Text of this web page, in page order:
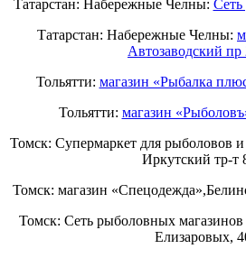
Татарстан: Набережные Челны:
Татарстан: Набережные Челны:
Автозаводский пр
Тольятти: магазин «Рыбалка
Тольятти: магазин
Томск: Супермаркет для рыболовов
Иркутский тр-т
Томск: магазин
Томск: Сеть рыболовных
Елизаровых,